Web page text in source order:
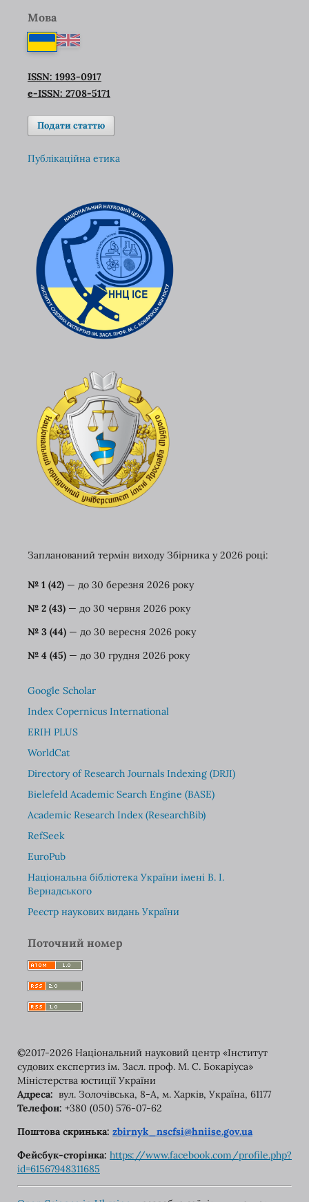
Мова
ISSN: 1993-0917
e-ISSN: 2708-5171
Подати статтю
Публікаційна етика
Запланований термін виходу Збірника у 2026 році:
№ 1 (42)— до 30 березня 2026 року
№ 2 (43)— до 30 червня 2026 року
№ 3 (44)— до 30 вересня 2026 року
№ 4 (45)— до 30 грудня 2026 року
Google Scholar
Index Copernicus International
ERIH PLUS
WorldCat
Directory of Research Journals Indexing (DRJI)
Bielefeld Academic Search Engine (BASE)
Academic Research Index (ResearchBib)
RefSeek
EuroPub
Національна бібліотека України імені В. І.
Вернадського
Реєстр наукових видань України
Поточний номер
©2017-2026 Національний науковий центр «Інститут
судових експертиз ім. Засл. проф. М. С. Бокаріуса»
Міністерства юстиції України
Адреса: вул. Золочівська, 8-A, м. Харків, Україна, 61177
Телефон: +380 (050) 576-07-62
Поштова скринька: zbirnyk_nscfsi@hniise.gov.ua
Фейсбук-сторінка: https://www.facebook.com/profile.php?
id=61567948311685